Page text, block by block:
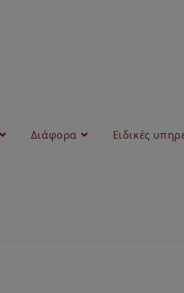
Διάφορα Ειδικές